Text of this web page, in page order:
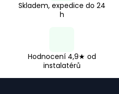
k
Skladem, expedice do 24
h
Hodnocení 4,9★ od
instalatérů